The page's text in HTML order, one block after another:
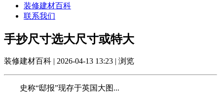
装修建材百科
联系我们
手抄尺寸选大尺寸或特大
装修建材百科 | 2026-04-13 13:23 | 浏览
史称“邸报”现存于英国大图...